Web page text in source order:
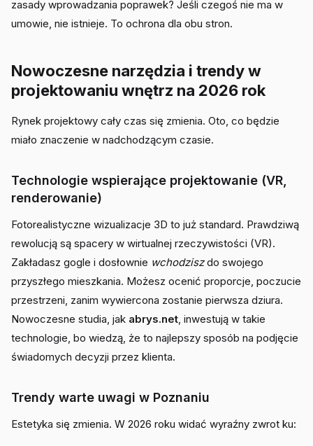
zasady wprowadzania poprawek? Jeśli czegoś nie ma w
umowie, nie istnieje. To ochrona dla obu stron.
Nowoczesne narzędzia i trendy w
projektowaniu wnętrz na 2026 rok
Rynek projektowy cały czas się zmienia. Oto, co będzie
miało znaczenie w nadchodzącym czasie.
Technologie wspierające projektowanie (VR,
renderowanie)
Fotorealistyczne wizualizacje 3D to już standard. Prawdziwą
rewolucją są spacery w wirtualnej rzeczywistości (VR).
Zakładasz gogle i dosłownie wchodziszdo swojego
przyszłego mieszkania. Możesz ocenić proporcje, poczucie
przestrzeni, zanim wywiercona zostanie pierwsza dziura.
Nowoczesne studia, jak abrys.net, inwestują w takie
technologie, bo wiedzą, że to najlepszy sposób na podjęcie
świadomych decyzji przez klienta.
Trendy warte uwagi w Poznaniu
Estetyka się zmienia. W 2026 roku widać wyraźny zwrot ku: